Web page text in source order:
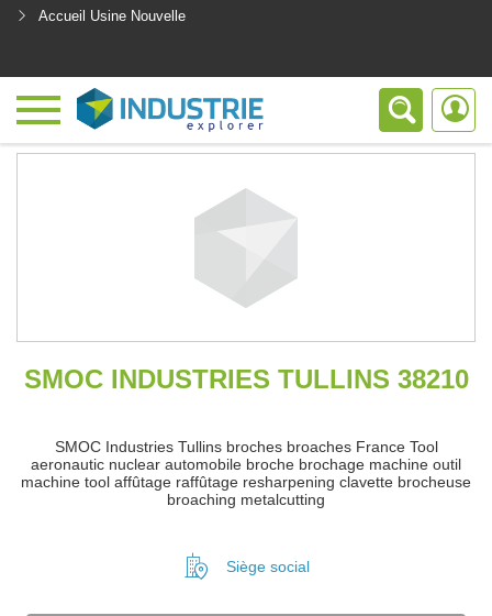
Accueil Usine Nouvelle
SMOC INDUSTRIES TULLINS 38210
SMOC Industries Tullins broches broaches France Tool
aeronautic nuclear automobile broche brochage machine outil
machine tool affûtage raffûtage resharpening clavette brocheuse
broaching metalcutting
Siège social